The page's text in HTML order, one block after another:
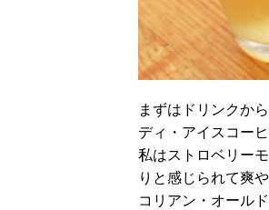
まずはドリンクか
ディ・アイスコー
私はストロベリー
りと感じられて爽
コリアン・オール